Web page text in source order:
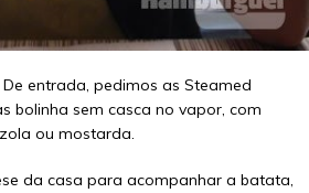
entrada, pedimos as Steamed
bolinha sem casca no vapor, com
ou mostarda.
da casa para acompanhar a batata,